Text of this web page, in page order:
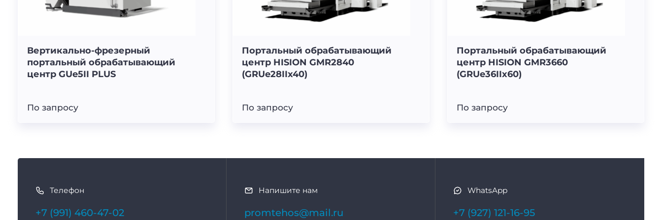
Вертикально-фрезерный
портальный обрабатывающий
центр GUe5II PLUS
По запросу
Портальный обрабатывающий
центр HISION GMR2840
(GRUe28IIx40)
По запросу
Портальный обрабатывающий
центр HISION GMR3660
(GRUe36IIx60)
По запросу
Телефон
+7 (991) 460-47-02
Напишите нам
promtehos@mail.ru
WhatsApp
+7 (927) 121-16-95